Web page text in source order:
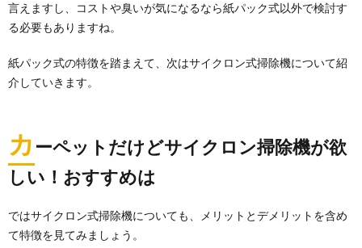
と除去を行おう
しばらく使っていない和室。そこで子供を遊ばせてあ
言えますし、コストや臭いが気になるなら紙パック式以外で検討す
る必要もありますね。
紙パック式の特徴を踏まえて、次はサイクロン式掃除機について紹
介していきます。
カ ーペットだけどサイクロン掃除機が欲
しい！おすすめは
ではサイクロン式掃除機についても、メリットとデメリットを含め
て特徴を見てみましょう。